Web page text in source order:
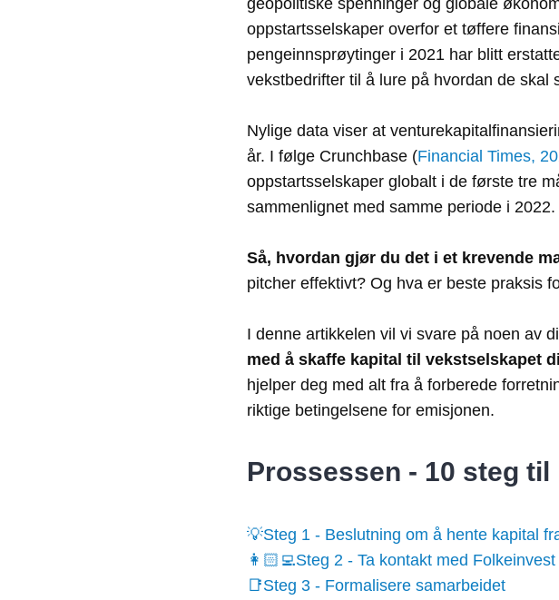
oppstartsselskaper overfor et tøffere
pengeinnsprøytinger i 2021 har blitt
vekstbedrifter til å lure på hvordan de skal
Nylige data viser at
år. I følge Crunchbase (Financial Times,
oppstartsselskaper globalt i de første tre
sammenlignet med samme periode i 2022.
Så, hvordan gjør du det i et krevende
pitcher effektivt? Og hva er beste praksis
I denne artikkelen vil vi svare på noen av
med å skaffe kapital til vekstselskapet
hjelper deg med alt fra å forberede
riktige betingelsene for emisjonen.
Prossessen - 10 steg
💡Steg 1 - Beslutning om å hente kapital
👩🏻‍💻Steg 2 - Ta kontakt med Folkeinvest
📑Steg 3 - Formalisere samarbeidet